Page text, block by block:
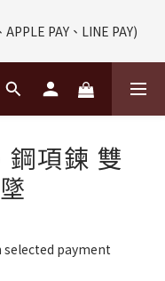
PAY、LINE PAY)
評價，即可獲得$30購物
項鍊 雙
payment